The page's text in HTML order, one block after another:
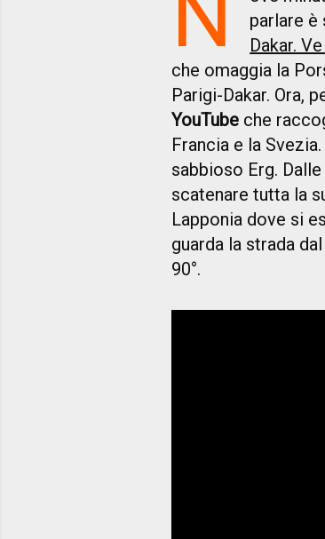
parlare
Dakar.
che omaggia la
Parigi-Dakar. Ora,
YouTube che
Francia e la
sabbioso Erg.
scatenare tutta la
Lapponia dove si
guarda la strada
90°.